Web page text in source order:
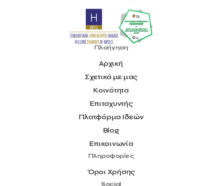
Πλοήγηση
Αρχική
Σχετικά με μας
Κοινότητα
Επιταχυντής
Πλατφόρμα Ιδεών
Blog
Επικοινωνία
Πληροφορίες
Όροι Χρήσης
Social